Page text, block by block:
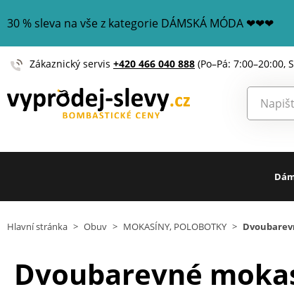
30 % sleva na vše z kategorie DÁMSKÁ MÓDA ❤❤❤
Zákaznický servis +420 466 040 888 (Po–Pá: 7:00–20:00,
Hlavní stránka > Obuv > MOKASÍNY, POLOBOTKY >
Dvoubarevné